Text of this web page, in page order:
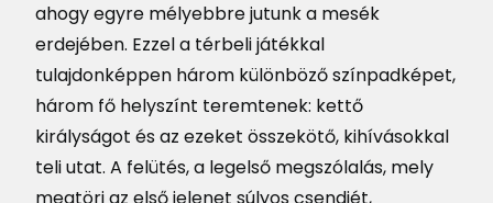
ahogy egyre mélyebbre jutunk a mesék
erdejében. Ezzel a térbeli játékkal
tulajdonképpen három különböző színpadképet,
három fő helyszínt teremtenek: kettő
királyságot és az ezeket összekötő, kihívásokkal
teli utat. A felütés, a legelső megszólalás, mely